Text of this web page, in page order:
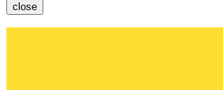
close